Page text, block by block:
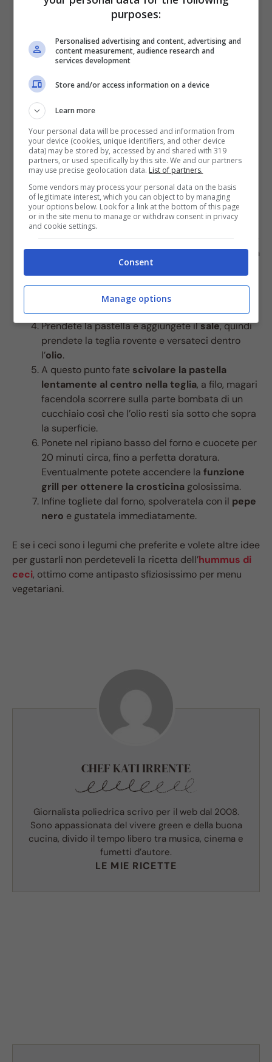
In una ciotola ponete lafarina di cecie
lentamente aggiungete a filo l’acqua,
ottenere una pastella liscia e senza grumi.
Mettete a riposare a temperatura ambiente da
quattro a otto ore, tenendo coperta la ciotola
con pellicola per alimenti e mescolando ogni due
ore. Eliminate la schiuma che dovesse formarsi in
il forno e portatelo al massimo (250/300 gradi)
mettete la teglia al suo interno così si scalda.
Prendete la pastella e aggiungete ilsale, quindi
prendete la teglia rovente e versateci dentro
l’olio.
A questo punto fate scivolare la pastella
lentamente al centro nella teglia, a filo, magari
facendola scorrere sulla parte bombata di un
cucchiaio così che l’olio resti sia sotto che sopra
la superficie.
Ponete nel ripiano basso del forno e cuocete per
20 minuti circa, fino a perfetta doratura.
Eventualmente potete accendere la funzione
grill per ottenere la crosticina golosissima.
Infine togliete dal forno, spolveratela con il pepe
nero e gustatela immediatamente.
E se i ceci sono i legumi che preferite e volete altre idee
per gustarli non perdeteveli la ricetta dell’hummus di
ceci, ottimo come antipasto sfiziosissimo per menu
vegetariani.
CHEF KATI IRRENTE
Giornalista poliedrica scrivo per il web dal 2008.
Sono appassionata del vivere green e della buona
cucina, divido il tempo libero tra musica, cinema e
fumetti d’autore.
LE MIE RICETTE
purposes:
Personalised advertising and content, advertising and
content measurement, audience research and
services development
Store and/or access information on a device
Learn more
Your personal data will be processed and information from
your device (cookies, unique identifiers, and other device
data) may be stored by, accessed by and shared with 319
partners, or used specifically by this site. We and our partners
may use precise geolocation data. List of partners.
Some vendors may process your personal data on the basis
of legitimate interest, which you can object to by managing
your options below. Look for a link at the bottom of this page
or in the site menu to manage or withdraw consent in privacy
and cookie settings.
Consent
Manage options